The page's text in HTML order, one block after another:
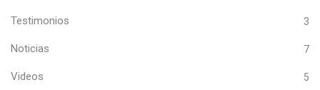
Testimonios 3
Noticias 7
Videos 5